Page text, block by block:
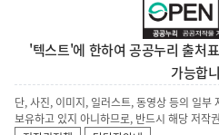
'텍스트'에 한하여 공공누리 출처
가능합
단, 사진, 이미지, 일러스트, 동영상 등의 일
보유하고 있지 아니하므로, 반드시 해당 저작